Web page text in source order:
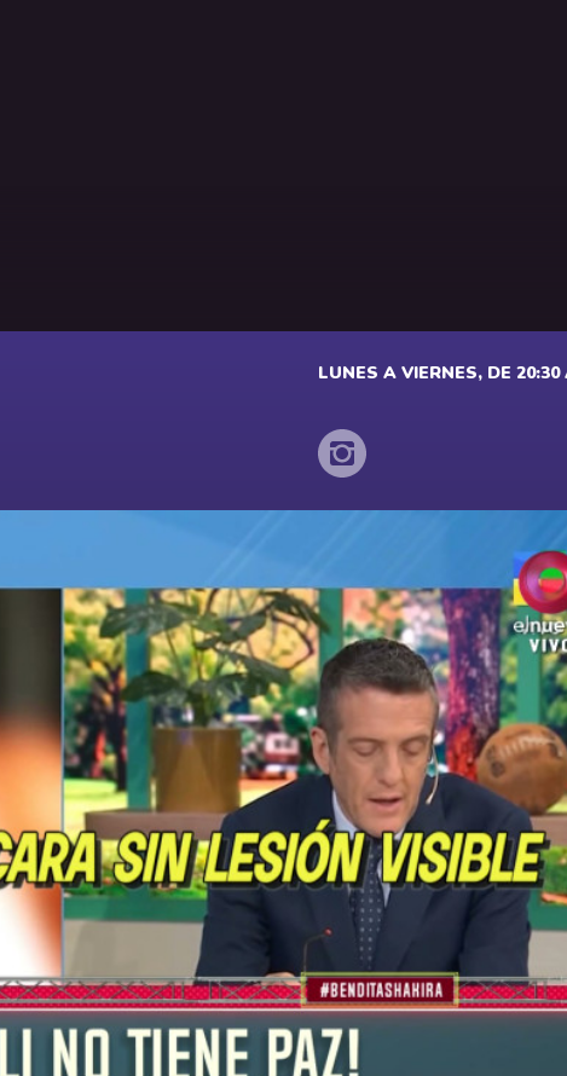
LUNES A VIERNES, DE 20:30